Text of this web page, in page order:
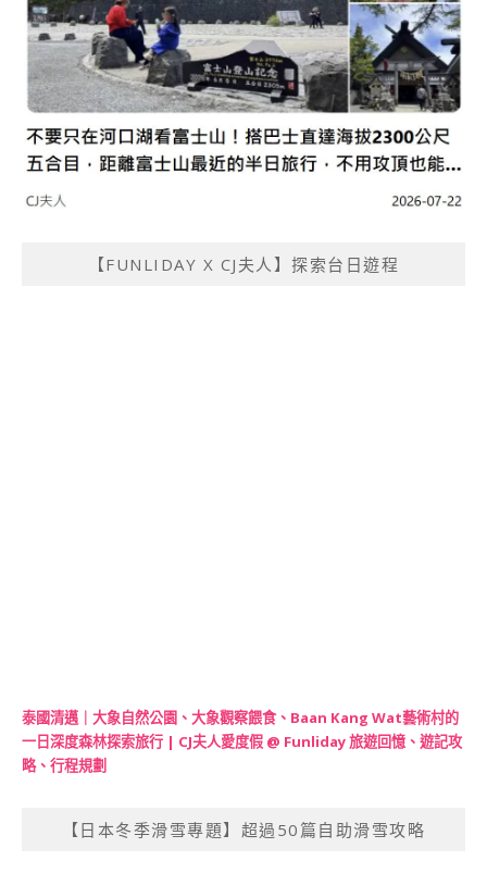
【FUNLIDAY X CJ夫人】探索台日遊程
泰國清邁｜大象自然公園、大象觀察餵食、Baan Kang Wat藝術村的
一日深度森林探索旅行 | CJ夫人愛度假 @ Funliday 旅遊回憶、遊記攻
略、行程規劃
【日本冬季滑雪專題】超過50篇自助滑雪攻略